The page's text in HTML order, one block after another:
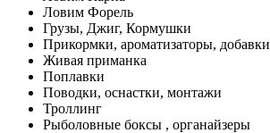
Ловим Форель
Грузы, Джиг, Кормушки
Прикормки, ароматизаторы, добавки
Живая приманка
Поплавки
Поводки, оснастки, монтажи
Троллинг
Рыболовные боксы , органайзеры